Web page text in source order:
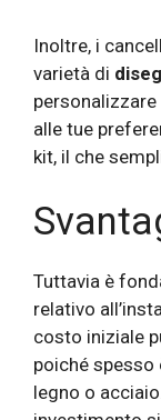
Inoltre, i
varietà di
personalizzare
alle tue
kit, il che
Tuttavia è
relativo
costo iniziale
poiché spesso
legno o